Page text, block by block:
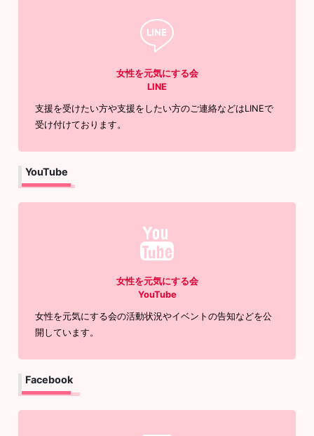
女性を元気にする会
LINE
支援を受けたい方や支援をしたい方のご連絡などはLINEで
受け付けております。
YouTube
女性を元気にする会
YouTube
女性を元気にする会の活動状況やイベントの告知などを公
開しています。
Facebook